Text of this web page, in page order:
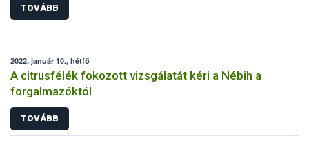
TOVÁBB
2022. január 10., hétfő
A citrusfélék fokozott vizsgálatát kéri a Nébih a
forgalmazóktól
TOVÁBB